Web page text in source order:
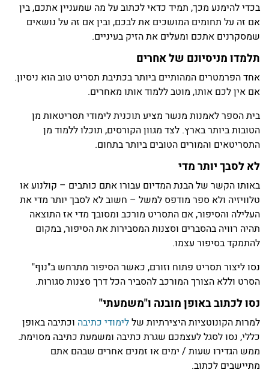
בכדי להימנע מכך, תמיד כדאי לכתוב על מה שמעניין אתכם, בין
אם זה על תחומים המושכים את לבכם, ובין אם זה על נושאים
שמסקרנים אתכם ומעלים את הזיק בעיניים.
תלמדו מניסיונם של אחרים
אחד הפרמטרים המהותיים ביותר בכתיבת תסריט טוב הוא ניסיון.
אם אין לכם אותו, מוטב ללמוד אותו מאחרים.
בית הספר לאמנות מנשר מציע תוכנית לימודי תסריטאות מן
הטובות ביותר בארץ. לצד מגוון הקורסים, תוכלו ללמוד מן
התסריטאים והמורים הטובים ביותר בתחום.
לא לסבך יותר מדי
באותו הקשר של הבנת המדיום עבורו אתם כותבים – קולנוע או
טלוויזיה ולא ספר מודפס למשל – חשוב לא לסבך יותר מדי את
העלילה והסיפור, אם התסריט מורכב ומסובך מדי אז התוצאה
תהיה רוויה בהסברים וסצנות המסבירות את הסיפור, במקום
להתמקד בסיפור עצמו.
נסו ליצור תסריט פתוח וזורם, כאשר הסיפור מתרחש ב"נוף"
הסרט וללא הצורך המורכב להסביר הכל דרך סצנות סגורות.
נסו לכתוב באופן מובנה ו"משמעתי"
למרות הקונוטציות היצירתיות שללימודי כתיבה וכתיבה באופן
כללי, נסו לסגל לעצמכם שגרת כתיבה ומשמעת כתיבה מסוימת.
ממש הגדירו שעות / ימים או זמנים אחרים שבהם אתם
מתיישבים לכתוב.